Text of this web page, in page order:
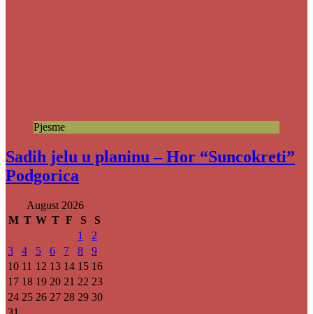
Pjesme
Sadih jelu u planinu – Hor “Suncokreti”
Podgorica
August 2026
M T W T F S
S
1
2
3
4 5 6 7 8
9
10 11 12 13 14 15 16
17 18 19 20 21 22 23
24 25 26 27 28 29 30